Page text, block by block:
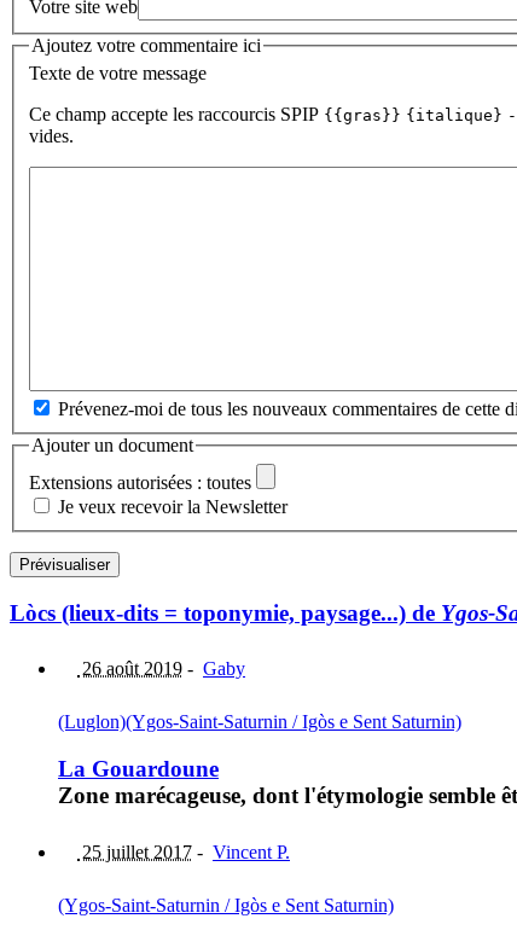
Votre site web
Ajoutez votre commentaire ici
Texte de votre message
Ce champ accepte les raccourcis SPIP {{gras}} {italique}
vides.
Prévenez-moi de tous les nouveaux commentaires de cette
Ajouter un document
Extensions autorisées : toutes
Je veux recevoir la Newsletter
Lòcs (lieux-dits = toponymie, paysage...) de Ygos-
26 août 2019 - Gaby
(Luglon)(Ygos-Saint-Saturnin / Igòs e Sent Saturnin)
La Gouardoune
Zone marécageuse, dont l'étymologie
25 juillet 2017 - Vincent P.
(Ygos-Saint-Saturnin / Igòs e Sent Saturnin)